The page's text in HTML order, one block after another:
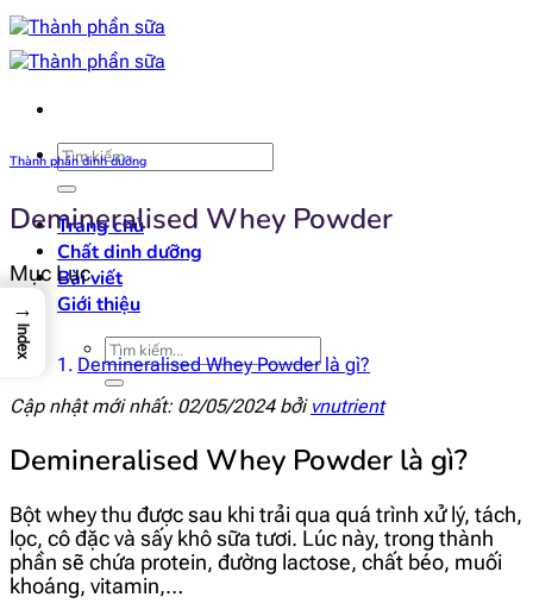
Bỏ
qua
nội
Tìm
kiếm:
Trang chủ
Chất dinh dưỡng
Bài viết
Giới thiệu
Tìm
kiếm:
Thành phần dinh dưỡng
Demineralised Whey Powder
Mục Lục
Demineralised Whey Powder là gì?
Cập nhật mới nhất: 02/05/2024 bởi vnutrient
Demineralised Whey Powder là gì?
Bột whey thu được sau khi trải qua quá trình xử lý, tách,
lọc, cô đặc và sấy khô sữa tươi. Lúc này, trong thành
phần sẽ chứa protein, đường lactose, chất béo, muối
khoáng, vitamin,…
→
Index